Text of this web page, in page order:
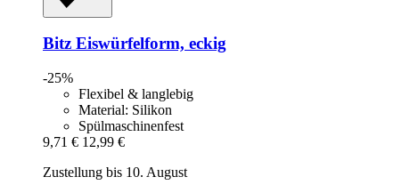
Bitz Eiswürfelform, eckig
-25%
Flexibel & langlebig
Material: Silikon
Spülmaschinenfest
9,71 € 12,99 €
Zustellung bis 10. August